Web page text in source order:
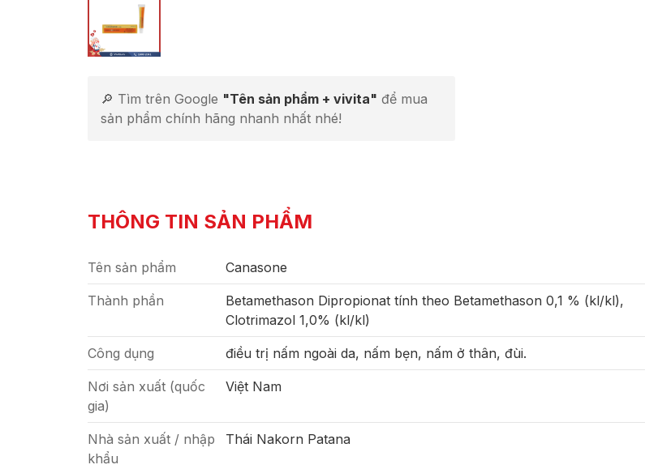
🔎 Tìm trên Google "Tên sản phẩm + vivita" để mua
sản phẩm chính hãng nhanh nhất nhé!
THÔNG TIN SẢN PHẨM
Tên sản phẩm Canasone
Thành phần
Betamethason Dipropionat tính theo Betamethason 0,1 % (kl/kl),
Clotrimazol 1,0% (kl/kl)
Công dụng điều trị nấm ngoài da, nấm bẹn, nấm ở thân, đùi.
Nơi sản xuất (quốc
gia)
Việt Nam
Nhà sản xuất / nhập
khẩu
Thái Nakorn Patana